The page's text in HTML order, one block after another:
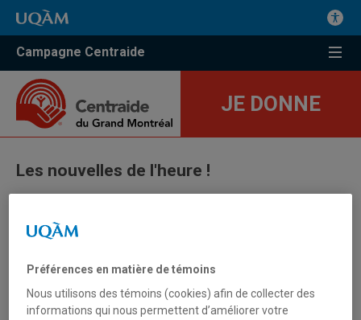
Campagne Centraide
JE DONNE
Les nouvelles de l'heure !
Préférences en matière de témoins
Nous utilisons des témoins (cookies) afin de collecter des
informations qui nous permettent d’améliorer votre